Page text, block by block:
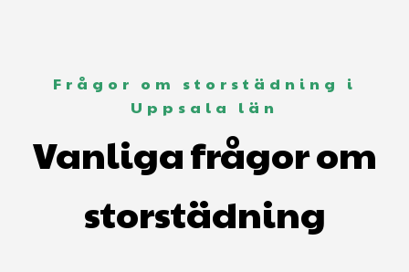
Frågor om storstädning i
Uppsala län
Vanliga frågor om
storstädning